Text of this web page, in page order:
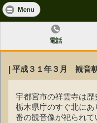
Menu
電話
| 平成３１年３月 観音
宇都宮市の祥雲寺は歴
栃木県庁のすぐ北に
番の観音像が祀られて